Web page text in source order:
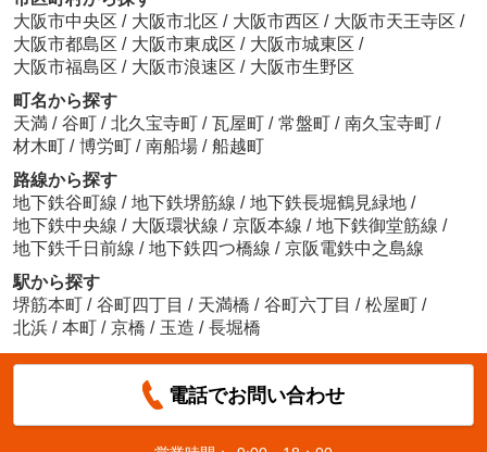
大阪市中央区 / 大阪市北区 / 大阪市西区 / 大阪市天王寺区 /
大阪市都島区 / 大阪市東成区 / 大阪市城東区 /
大阪市福島区 / 大阪市浪速区 / 大阪市生野区
町名から探す
天満 / 谷町 / 北久宝寺町 / 瓦屋町 / 常盤町 / 南久宝寺町 /
材木町 / 博労町 / 南船場 / 船越町
路線から探す
地下鉄谷町線 / 地下鉄堺筋線 / 地下鉄長堀鶴見緑地 /
地下鉄中央線 / 大阪環状線 / 京阪本線 / 地下鉄御堂筋線 /
地下鉄千日前線 / 地下鉄四つ橋線 / 京阪電鉄中之島線
駅から探す
堺筋本町 / 谷町四丁目 / 天満橋 / 谷町六丁目 / 松屋町 /
北浜 / 本町 / 京橋 / 玉造 / 長堀橋
電話でお問い合わせ